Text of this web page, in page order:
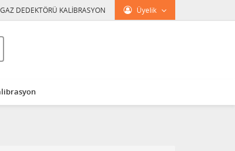
Üyelik
DEDEKTÖRÜ KALİBRASYON